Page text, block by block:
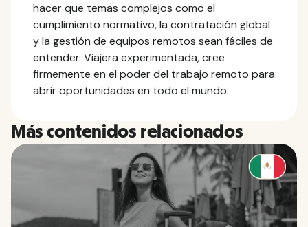
hacer que temas complejos como el
cumplimiento normativo, la contratación global
y la gestión de equipos remotos sean fáciles de
entender. Viajera experimentada, cree
firmemente en el poder del trabajo remoto para
abrir oportunidades en todo el mundo.
Más contenidos relacionados